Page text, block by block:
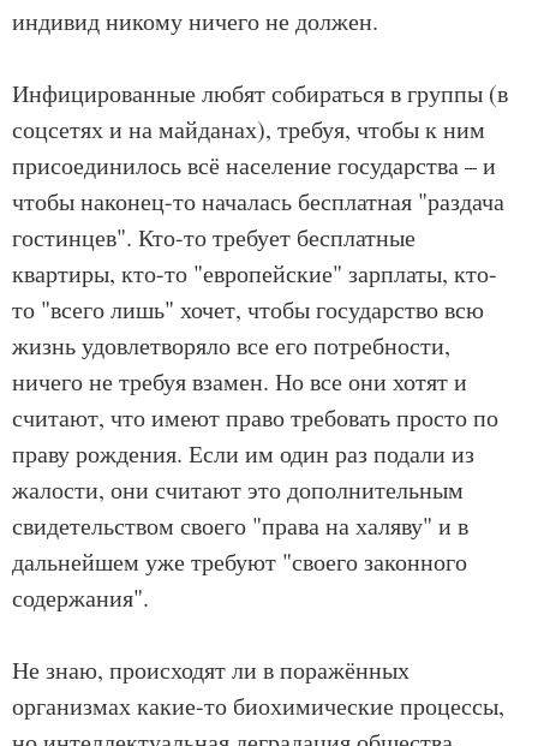
индивид никому ничего не должен.
Инфицированные любят собираться в группы (в
соцсетях и на майданах), требуя, чтобы к ним
присоединилось всё население государства – и
чтобы наконец-то началась бесплатная "раздача
гостинцев". Кто-то требует бесплатные
квартиры, кто-то "европейские" зарплаты, кто-
то "всего лишь" хочет, чтобы государство всю
жизнь удовлетворяло все его потребности,
ничего не требуя взамен. Но все они хотят и
считают, что имеют право требовать просто по
праву рождения. Если им один раз подали из
жалости, они считают это дополнительным
свидетельством своего "права на халяву" и в
дальнейшем уже требуют "своего законного
содержания".
Не знаю, происходят ли в поражённых
организмах какие-то биохимические процессы,